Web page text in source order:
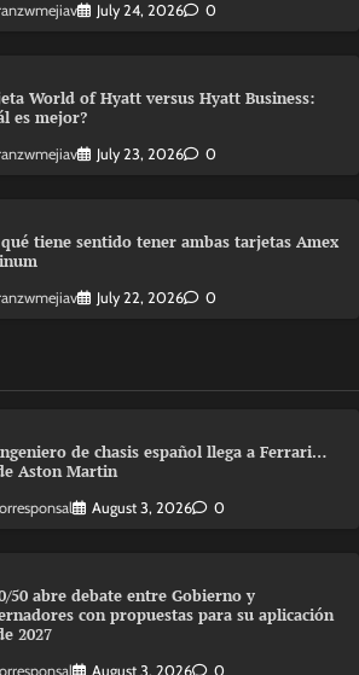
July 24, 2026 0
World of Hyatt versus Hyatt Business:
es mejor?
July 23, 2026 0
tiene sentido tener ambas tarjetas Amex
July 22, 2026 0
de chasis español llega a Ferrari…
Aston Martin
August 3, 2026 0
50 abre debate entre Gobierno y
con propuestas para su aplicación
2027
August 3, 2026 0